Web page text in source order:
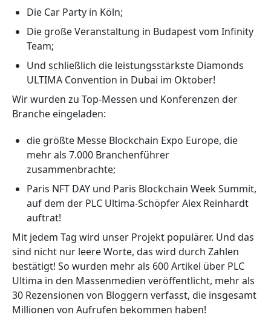
Die Car Party in Köln;
Die große Veranstaltung in Budapest vom Infinity
Team;
Und schließlich die leistungsstärkste Diamonds
ULTIMA Convention in Dubai im Oktober!
Wir wurden zu Top-Messen und Konferenzen der
Branche eingeladen:
die größte Messe Blockchain Expo Europe, die
mehr als 7.000 Branchenführer
zusammenbrachte;
Paris NFT DAY und Paris Blockchain Week Summit,
auf dem der PLC Ultima-Schöpfer Alex Reinhardt
auftrat!
Mit jedem Tag wird unser Projekt populärer. Und das
sind nicht nur leere Worte, das wird durch Zahlen
bestätigt! So wurden mehr als 600 Artikel über PLC
Ultima in den Massenmedien veröffentlicht, mehr als
30 Rezensionen von Bloggern verfasst, die insgesamt
Millionen von Aufrufen bekommen haben!